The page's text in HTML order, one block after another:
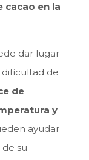
cacao en la
dar lugar
dificultad de
de
y
ayudar
su